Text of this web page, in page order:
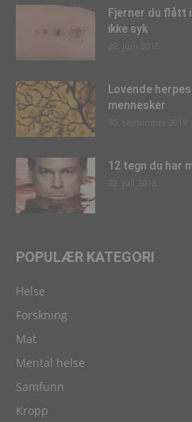
Fjerner du flått
ikke syk
Lovende
mennesker
12 tegn du har
POPULÆR KATEGORI
Helse
Forskning
Mat
Mental helse
Samfunn
Kropp